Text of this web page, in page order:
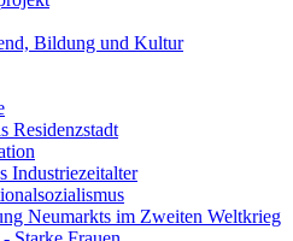
Bildung und Kultur
Residenzstadt
Industriezeitalter
Neumarkts im Zweiten Weltkrieg